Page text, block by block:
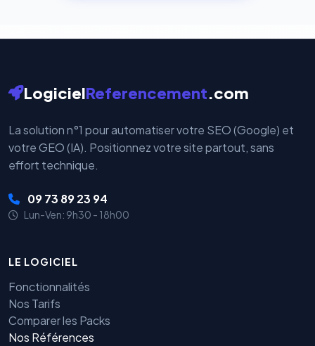
LogicielReferencement.com
La solution n°1 pour automatiser votre SEO (Google) et
votre GEO (IA). Positionnez votre site partout, sans
effort technique.
09 73 89 23 94
Lun-Ven: 9h30 - 18h00
LE LOGICIEL
Fonctionnalités
Nos Tarifs
Comparer les Packs
Nos Références